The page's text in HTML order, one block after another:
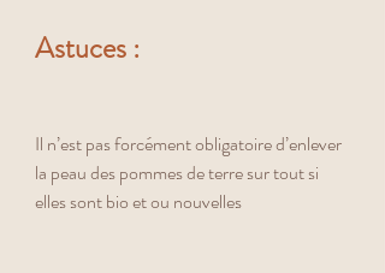
Astuces :
Il n’est pas forcément obligatoire d’enlever
la peau des pommes de terre sur tout si
elles sont bio et ou nouvelles